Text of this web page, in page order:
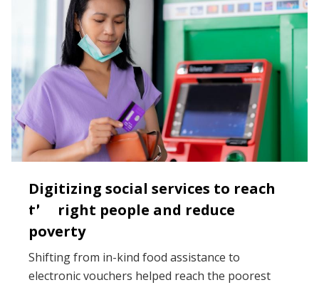
Digitizing social services to reach
the right people and reduce
poverty
Shifting from in-kind food assistance to
electronic vouchers helped reach the poorest